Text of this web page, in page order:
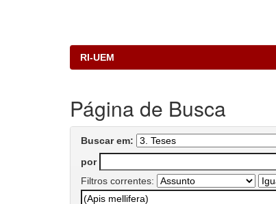
RI-UEM
Página de Busca
Buscar em:
por
Filtros correntes: